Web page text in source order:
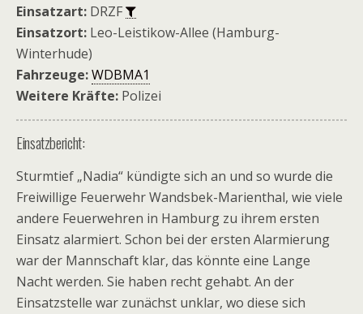
Einsatzart: DRZF
Einsatzort: Leo-Leistikow-Allee (Hamburg-
Winterhude)
Fahrzeuge:WDBMA1
Weitere Kräfte: Polizei
Einsatzbericht:
Sturmtief „Nadia“ kündigte sich an und so wurde die
Freiwillige Feuerwehr Wandsbek-Marienthal, wie viele
andere Feuerwehren in Hamburg zu ihrem ersten
Einsatz alarmiert. Schon bei der ersten Alarmierung
war der Mannschaft klar, das könnte eine Lange
Nacht werden. Sie haben recht gehabt. An der
Einsatzstelle war zunächst unklar, wo diese sich